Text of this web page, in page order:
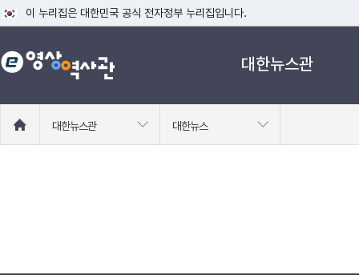
이 누리집은 대한민국 공식 전자정부 누리집입니다.
공식 누리집 주소 확인하기
go.kr 주소를 사용하는 누리집은 대한민국 정부기관이 관리하는 누리집입니
대한뉴스관
로
대한뉴스관 대한뉴스